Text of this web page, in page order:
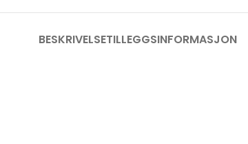
BESKRIVELSETILLEGGSINFORMASJON